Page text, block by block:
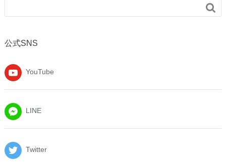

公式SNS
YouTube
LINE
Twitter